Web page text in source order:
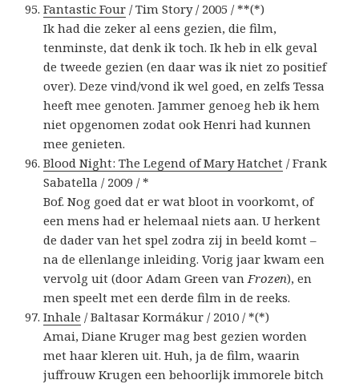
Fantastic Four / Tim Story / 2005 / **(*)
Ik had die zeker al eens gezien, die film,
tenminste, dat denk ik toch. Ik heb in elk geval
de tweede gezien (en daar was ik niet zo positief
over). Deze vind/vond ik wel goed, en zelfs Tessa
heeft mee genoten. Jammer genoeg heb ik hem
niet opgenomen zodat ook Henri had kunnen
mee genieten.
Blood Night: The Legend of Mary Hatchet / Frank
Sabatella / 2009 / *
Bof. Nog goed dat er wat bloot in voorkomt, of
een mens had er helemaal niets aan. U herkent
de dader van het spel zodra zij in beeld komt –
na de ellenlange inleiding. Vorig jaar kwam een
vervolg uit (door Adam Green vanFrozen), en
men speelt met een derde film in de reeks.
Inhale / Baltasar Kormákur / 2010 / *(*)
Amai, Diane Kruger mag best gezien worden
met haar kleren uit. Huh, ja de film, waarin
juffrouw Krugen een behoorlijk immorele bitch